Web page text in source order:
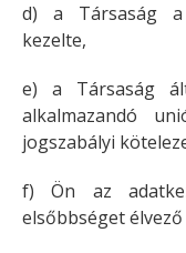
d) a Társaság a
kezelte,
e) a Társaság
alkalmazandó
jogszabályi
f) Ön az
elsőbbséget